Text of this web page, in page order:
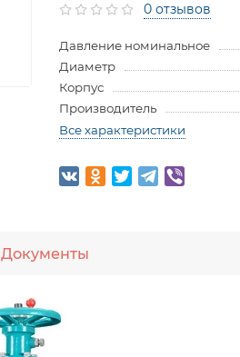
0 отзывов
Давление номинальное
Диаметр
Корпус
Производитель
Все характеристики
Документы